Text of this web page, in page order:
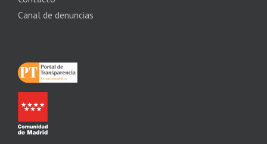
Canal de denuncias